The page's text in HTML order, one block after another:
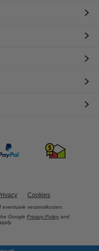
Cookies
verzendkosten.
Google Privacy Policy and